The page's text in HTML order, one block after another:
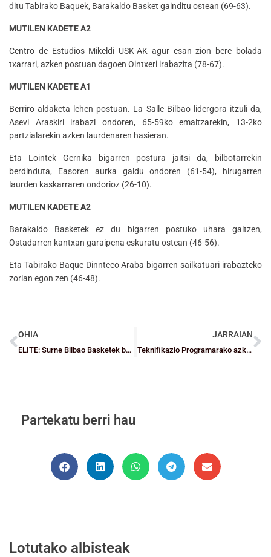
ditu Tabirako Baquek, Barakaldo Basket gainditu ostean (69-63).
MUTILEN KADETE A2
Centro de Estudios Mikeldi USK-AK agur esan zion bere bolada
txarrari, azken postuan dagoen Ointxeri irabazita (78-67).
MUTILEN KADETE A1
Berriro aldaketa lehen postuan. La Salle Bilbao lidergora itzuli da,
Asevi Araskiri irabazi ondoren, 65-59ko emaitzarekin, 13-2ko
partzialarekin azken laurdenaren hasieran.
Eta Lointek Gernika bigarren postura jaitsi da, bilbotarrekin
berdinduta, Easoren aurka galdu ondoren (61-54), hirugarren
laurden kaskarraren ondorioz (26-10).
MUTILEN KADETE A2
Barakaldo Basketek ez du bigarren postuko uhara galtzen,
Ostadarren kantxan garaipena eskuratu ostean (46-56).
Eta Tabirako Baque Dinnteco Araba bigarren sailkatuari irabazteko
zorian egon zen (46-48).
OHIA
ELITE: Surne Bilbao Basketek beste pauso handi bat eman du permanentziarantz
JARRAIAN
Teknifikazio Programarako azken bi hitzorduak
Partekatu berri hau
Lotutako albisteak